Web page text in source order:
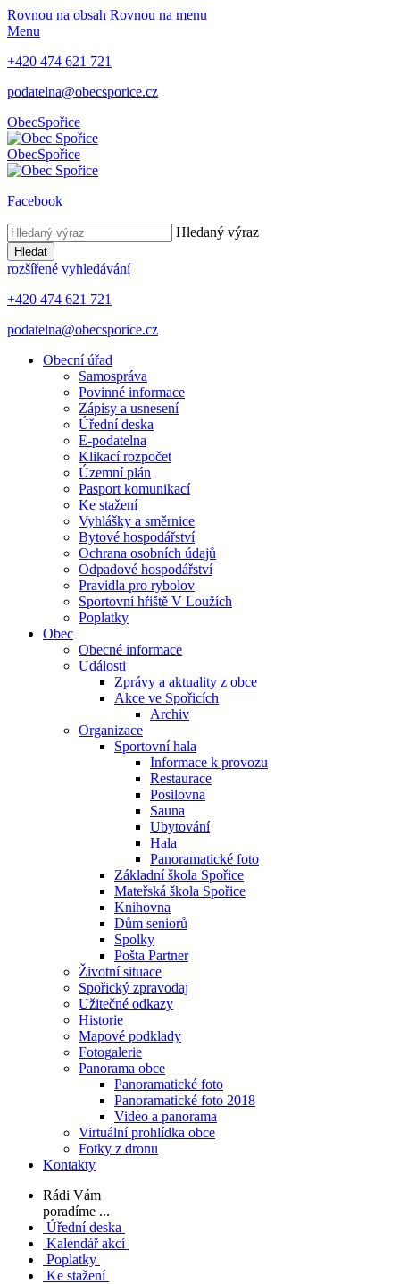
Rovnou na obsah Rovnou na menu
Menu
+420 474 621 721
podatelna@obecsporice.cz
ObecSpořice
ObecSpořice
Facebook
Hledaný výraz
Hledat
rozšířené vyhledávání
+420 474 621 721
podatelna@obecsporice.cz
Obecní úřad
Samospráva
Povinné informace
Zápisy a usnesení
Úřední deska
E-podatelna
Klikací rozpočet
Územní plán
Pasport komunikací
Ke stažení
Vyhlášky a směrnice
Bytové hospodářství
Ochrana osobních údajů
Odpadové hospodářství
Pravidla pro rybolov
Sportovní hřiště V Loužích
Poplatky
Obec
Obecné informace
Události
Zprávy a aktuality z obce
Akce ve Spořicích
Archiv
Organizace
Sportovní hala
Informace k provozu
Restaurace
Posilovna
Sauna
Ubytování
Hala
Panoramatické foto
Základní škola Spořice
Mateřská škola Spořice
Knihovna
Dům seniorů
Spolky
Pošta Partner
Životní situace
Spořický zpravodaj
Užitečné odkazy
Historie
Mapové podklady
Fotogalerie
Panorama obce
Panoramatické foto
Panoramatické foto 2018
Video a panorama
Virtuální prohlídka obce
Fotky z dronu
Kontakty
Rádi Vám
poradíme ...
Úřední deska
Kalendář akcí
Poplatky
Ke stažení